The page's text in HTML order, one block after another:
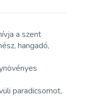
a szent
hangadó,
paradicsomot,